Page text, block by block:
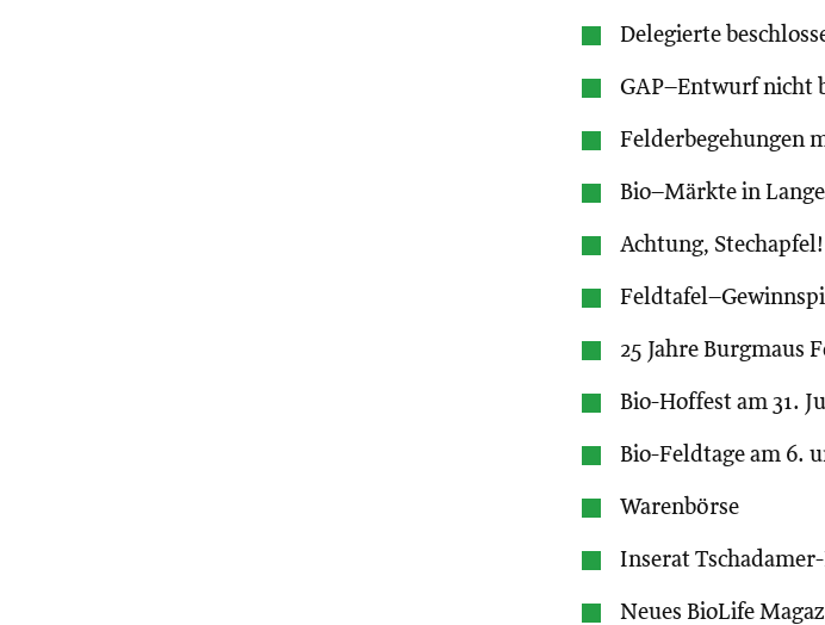
Delegierte
GAP–Entwurf nicht
Felderbegehungen
Bio–Märkte in
Achtung, Stechapfel!
25 Jahre Burgmaus
Bio-Hoffest am 31.
Bio-Feldtage am 6.
Warenbörse
Inserat
Neues BioLife